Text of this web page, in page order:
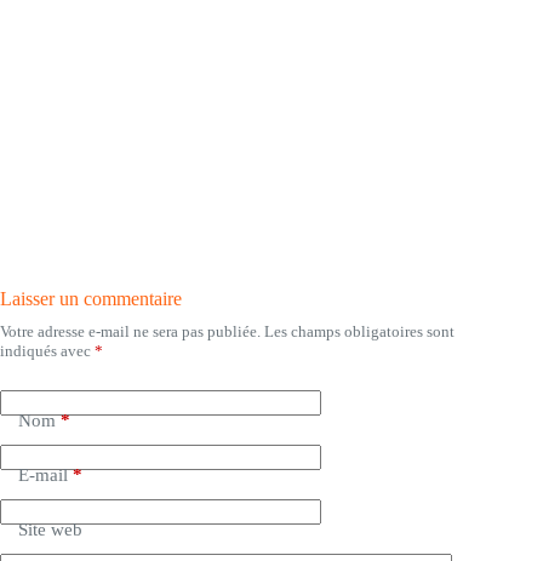
Laisser un commentaire
Votre adresse e-mail ne sera pas publiée. Les champs obligatoires sont
indiqués avec *
Nom*
E-mail*
Site web